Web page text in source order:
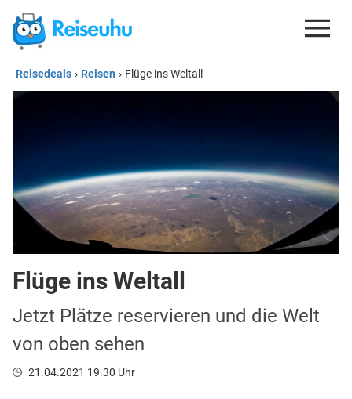
REISEDEALS
ESIM
REISEBLOG
Reisedeals › Reisen › Flüge ins Weltall
Flüge ins Weltall
Jetzt Plätze reservieren und die Welt
von oben sehen
21.04.2021 19.30 Uhr